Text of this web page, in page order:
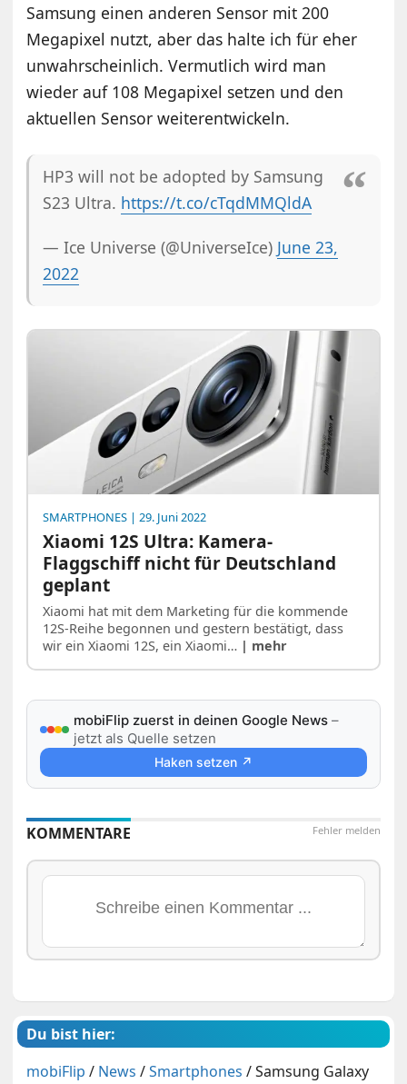
Samsung einen anderen Sensor mit 200
Megapixel nutzt, aber das halte ich für eher
unwahrscheinlich. Vermutlich wird man
wieder auf 108 Megapixel setzen und den
aktuellen Sensor weiterentwickeln.
HP3 will not be adopted by Samsung
S23 Ultra. https://t.co/cTqdMMQldA
— Ice Universe (@UniverseIce) June 23,
2022
SMARTPHONES | 29. Juni 2022
Xiaomi 12S Ultra: Kamera-
Flaggschiff nicht für Deutschland
geplant
Xiaomi hat mit dem Marketing für die kommende
12S-Reihe begonnen und gestern bestätigt, dass
wir ein Xiaomi 12S, ein Xiaomi… | mehr
mobiFlip zuerst in deinen Google News –
jetzt als Quelle setzen
Haken setzen ↗
Fehler melden
KOMMENTARE
Du bist hier:
mobiFlip / News /Smartphones /Samsung Galaxy